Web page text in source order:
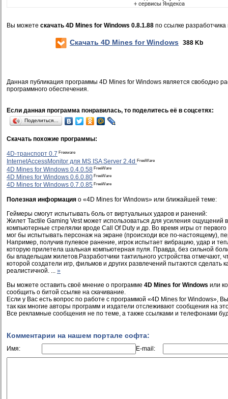
Вы можете скачать 4D Mines for Windows 0.8.1.88 по ссылке
Скачать 4D Mines for Windows 388 Kb
Данная публикация программы 4D Mines for Windows является свободно
программного обеспечения.
Если данная программа понравилась, то поделитесь её в соцсетях:
Поделиться…
Скачать похожие программы:
4D-транспорт 0.7 Freeware
InternetAccessMonitor для MS ISA Server 2.4d FreeWare
4D Mines for Windows 0.4.0.58 FreeWare
4D Mines for Windows 0.6.0.80 FreeWare
4D Mines for Windows 0.7.0.85 FreeWare
Полезная информация о «4D Mines for Windows» или ближайшей теме:
Геймеры смогут испытывать боль от виртуальных ударов и ранений:
Жилет Tactile Gaming Vest может использоваться для усиления ощущений
компьютерные стрелялки вроде Call Of Duty и др. Во время игры от
мог бы испытывать персонаж на экране (происходи все по-настоящему),
Например, получив пулевое ранение, игрок испытает вибрацию, удар и
которую прилетела шальная компьютерная пуля. Правда, без сильной
бы владельцам жилетов.Разработчики тактильного устройства отмечают,
которой создатели игр, фильмов и других развлечений пытаются сделать
реалистичной. ... »
Вы можете оставить своё мнение о программе 4D Mines for Windows или
сообщить о битой ссылке на скачивание.
Если у Вас есть вопрос по работе с программой «4D Mines for Windows»,
так как многие авторы программ и издатели отслеживают сообщения на
Все рекламные сообщения не по теме, а также ссылками и телефонами
Комментарии на нашем портале софта:
Имя: E-mail: